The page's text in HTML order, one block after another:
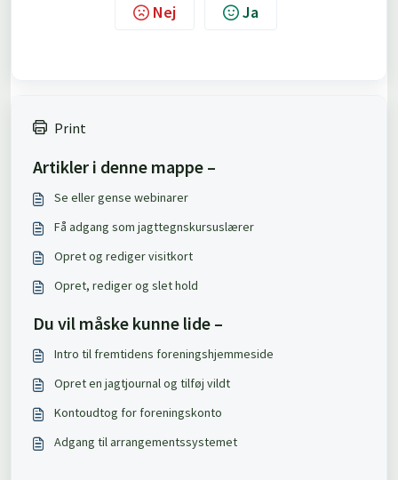
Nej Ja
Print
Artikler i denne mappe –
Se eller gense webinarer
Få adgang som jagttegnskursuslærer
Opret og rediger visitkort
Opret, rediger og slet hold
Du vil måske kunne lide –
Intro til fremtidens foreningshjemmeside
Opret en jagtjournal og tilføj vildt
Kontoudtog for foreningskonto
Adgang til arrangementssystemet